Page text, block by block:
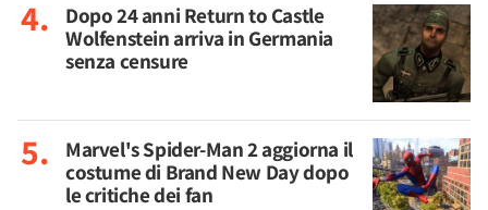
Dopo 24 anni Return to Castle
Wolfenstein arriva in Germania
senza censure
Marvel's Spider-Man 2 aggiorna il
costume di Brand New Day dopo
le critiche dei fan